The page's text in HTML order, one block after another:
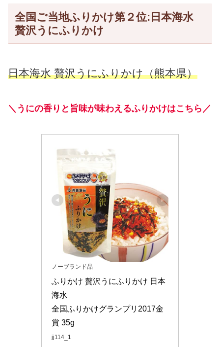
全国ご当地ふりかけ第２位:日本海水
贅沢うにふりかけ
日本海水 贅沢うにふりかけ（熊本県）
＼うにの香りと旨味が味わえるふりかけはこちら／
ノーブランド品
ふりかけ 贅沢うにふりかけ 日本
海水
全国ふりかけグランプリ2017金
賞 35g
jj114_1